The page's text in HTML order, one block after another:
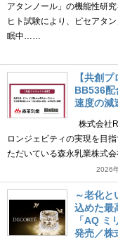
アタンノール」の機能性研
ヒト試験により、ピセアタ
眠中……
【共創
BB536配
速度の減
株式会社
ロンジェビティの実現を目
ただいている森永乳業株式
2026
～老化
込めた最
「AQ
発売／株